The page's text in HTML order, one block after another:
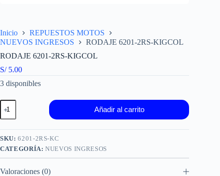
Inicio
REPUESTOS MOTOS
NUEVOS INGRESOS
RODAJE 6201-2RS-KIGCOL
RODAJE 6201-2RS-KIGCOL
S/5.00
3 disponibles
RODAJE
6201-
2RS-
KIGCOL
cantidad
Añadir al carrito
SKU:6201-2RS-KC
CATEGORÍA:NUEVOS INGRESOS
Valoraciones (0)